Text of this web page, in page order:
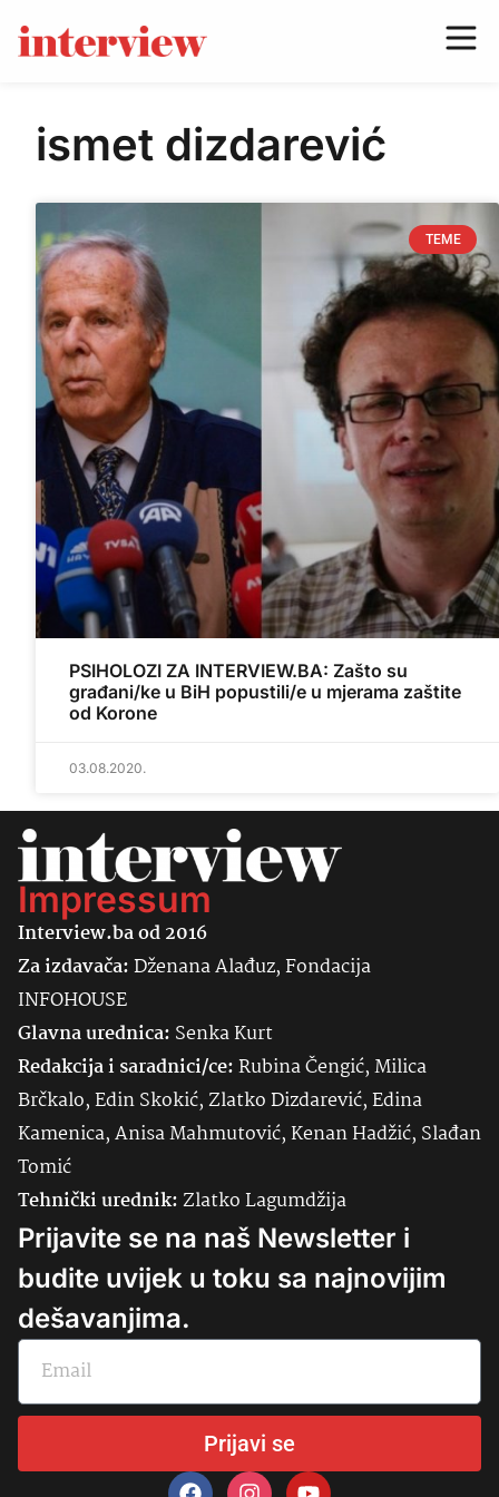
ismet dizdarević
TEME
PSIHOLOZI ZA INTERVIEW.BA: Zašto su
građani/ke u BiH popustili/e u mjerama zaštite
od Korone
03.08.2020.
Impressum
Interview.ba od 2016
Za izdavača:Dženana Alađuz, Fondacija
INFOHOUSE
Glavna urednica: SenkaKurt
Redakcija i saradnici/ce:Rubina Čengić, Milica
Brčkalo, Edin Skokić, Zlatko Dizdarević, Edina
Kamenica, Anisa Mahmutović, Kenan Hadžić, Slađan
Tomić
Tehnički urednik:Zlatko Lagumdžija
Prijavite se na naš Newsletter i
budite uvijek u toku sa najnovijim
dešavanjima.
Prijavi se